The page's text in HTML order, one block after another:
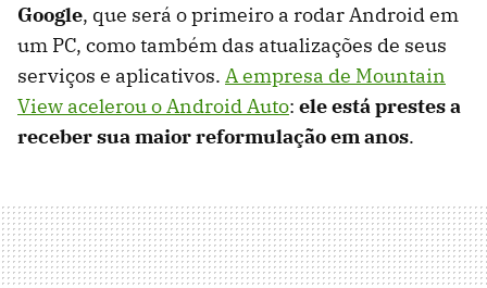
Google, que será o primeiro a rodar Android em
um PC, como também das atualizações de seus
serviços e aplicativos. A empresa de Mountain
View acelerou o Android Auto: ele está prestes a
receber sua maior reformulação em anos.